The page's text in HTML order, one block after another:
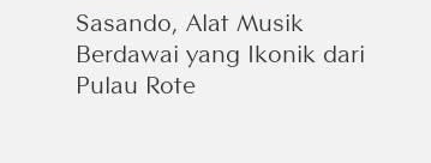
Sasando, Alat Musik
Berdawai yang Ikonik dari
Pulau Rote